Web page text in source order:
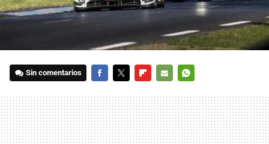
Sin comentarios
MAIL